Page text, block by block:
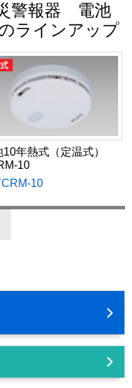
警報器 電池
ラインアップ
10年熱式（定温式）
10
10